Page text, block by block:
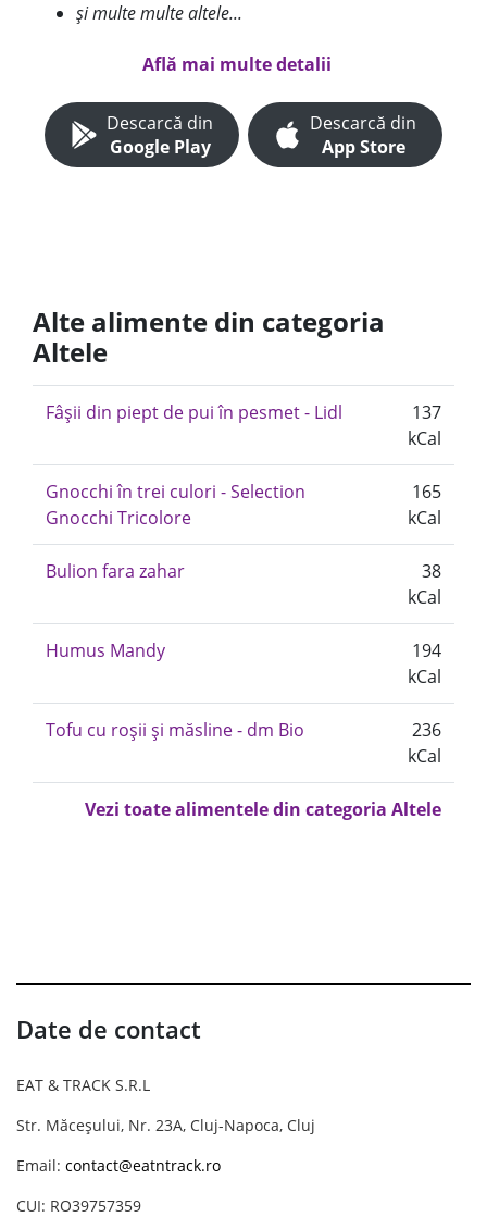
și multe multe altele...
Află mai multe detalii
Descarcă din
Google Play
Descarcă din
App Store
Alte alimente din categoria
Altele
Fâșii din piept de pui în pesmet - Lidl
137
kCal
Gnocchi în trei culori - Selection
Gnocchi Tricolore
165
kCal
Bulion fara zahar
38
kCal
Humus Mandy
194
kCal
Tofu cu roșii și măsline - dm Bio
236
kCal
Vezi toate alimentele din categoria Altele
Date de contact
EAT & TRACK S.R.L
Str. Măceșului, Nr. 23A, Cluj-Napoca, Cluj
Email: contact@eatntrack.ro
CUI: RO39757359